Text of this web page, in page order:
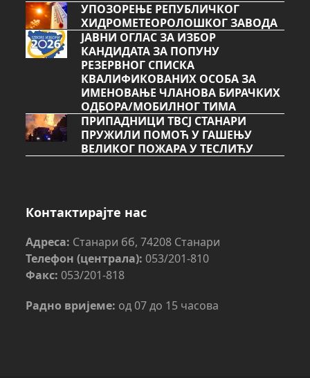
УПОЗОРЕЊЕ РЕПУБЛИЧКОГ
ХИДРОМЕТЕОРОЛОШКОГ ЗАВОДА
ЈАВНИ ОГЛАС ЗА ИЗБОР
КАНДИДАТА ЗА ПОПУНУ
РЕЗЕРВНОГ СПИСКА
КВАЛИФИКОВАНИХ ОСОБА ЗА
ИМЕНОВАЊЕ ЧЛАНОВА БИРАЧКИХ
ОДБОРА/МОБИЛНОГ ТИМА
ПРИПАДНИЦИ ТВСЈ СТАНАРИ
ПРУЖИЛИ ПОМОЋ У ГАШЕЊУ
ВЕЛИКОГ ПОЖАРА У ТЕСЛИЋУ
Контактирајте нас
Адреса: Станари бб, 74208 Станари
Телефон (централа): 053/201-810
Факс: 053/201-818
Радно вријеме: од 07 до 15 часова